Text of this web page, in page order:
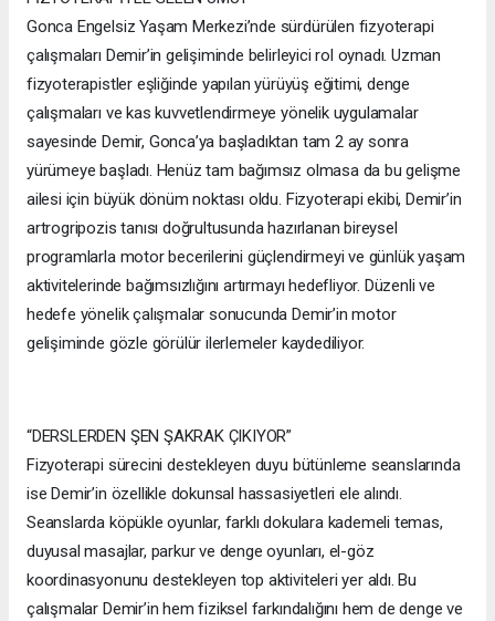
Gonca Engelsiz Yaşam Merkezi’nde sürdürülen fizyoterapi
çalışmaları Demir’in gelişiminde belirleyici rol oynadı. Uzman
fizyoterapistler eşliğinde yapılan yürüyüş eğitimi, denge
çalışmaları ve kas kuvvetlendirmeye yönelik uygulamalar
sayesinde Demir, Gonca’ya başladıktan tam 2 ay sonra
yürümeye başladı. Henüz tam bağımsız olmasa da bu gelişme
ailesi için büyük dönüm noktası oldu. Fizyoterapi ekibi, Demir’in
artrogripozis tanısı doğrultusunda hazırlanan bireysel
programlarla motor becerilerini güçlendirmeyi ve günlük yaşam
aktivitelerinde bağımsızlığını artırmayı hedefliyor. Düzenli ve
hedefe yönelik çalışmalar sonucunda Demir’in motor
gelişiminde gözle görülür ilerlemeler kaydediliyor.
“DERSLERDEN ŞEN ŞAKRAK ÇIKIYOR”
Fizyoterapi sürecini destekleyen duyu bütünleme seanslarında
ise Demir’in özellikle dokunsal hassasiyetleri ele alındı.
Seanslarda köpükle oyunlar, farklı dokulara kademeli temas,
duyusal masajlar, parkur ve denge oyunları, el-göz
koordinasyonunu destekleyen top aktiviteleri yer aldı. Bu
çalışmalar Demir’in hem fiziksel farkındalığını hem de denge ve